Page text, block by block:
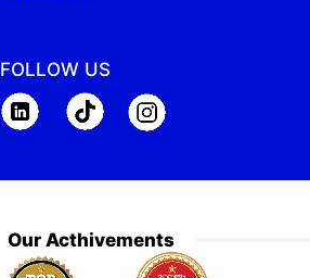
FOLLOW US
Our Acthivements